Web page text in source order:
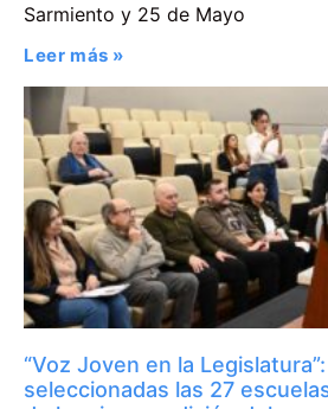
Sarmiento y 25 de Mayo
Leer más »
“Voz Joven en la
seleccionadas las 27